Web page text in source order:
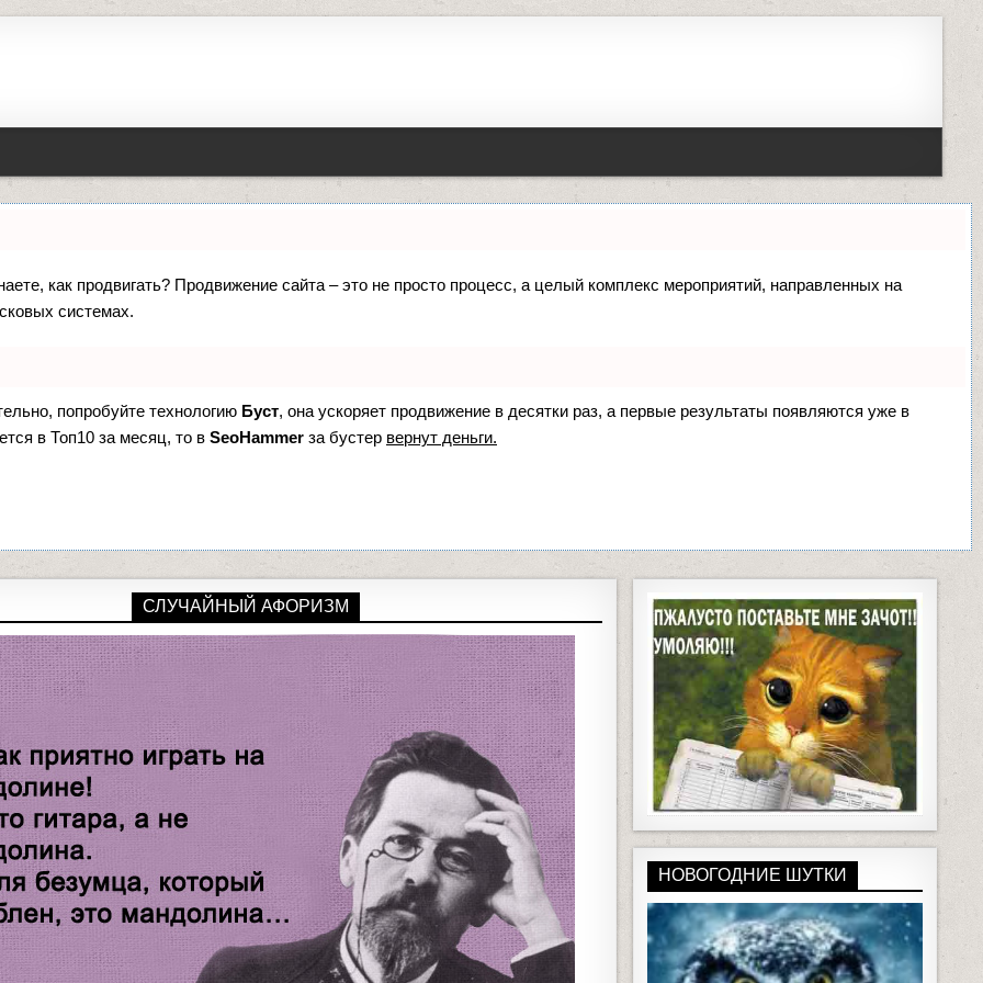
как продвигать? Продвижение сайта – это не просто процесс, а целый комплекс мероприятий, направленных на
системах.
попробуйте технологию Буст, она ускоряет продвижение в десятки раз, а первые результаты появляются уже в
в Топ10 за месяц, то в SeoHammer за бустер вернут деньги.
СЛУЧАЙНЫЙ АФОРИЗМ
НОВОГОДНИЕ ШУТКИ